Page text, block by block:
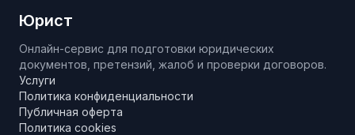
Юрист
Онлайн-сервис для подготовки юридических
документов, претензий, жалоб и проверки договоров.
Услуги
Политика конфиденциальности
Публичная оферта
Политика cookies